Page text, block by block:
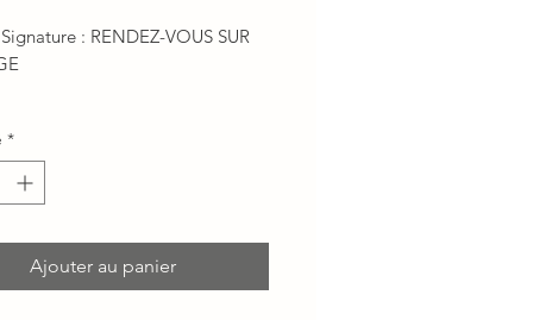
: RENDEZ-VOUS SUR
fente devant
sur l'épaule gauche
dos bénitier asymétrique
*
Ajouter au panier